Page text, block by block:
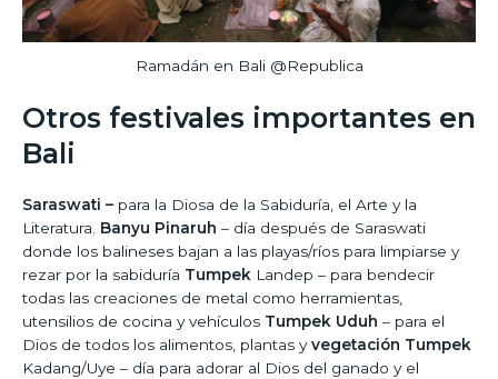
Ramadán en Bali @Republica
Otros festivales importantes en
Bali
Saraswati – para la Diosa de la Sabiduría, el Arte y la
Literatura. Banyu Pinaruh – día después de Saraswati
donde los balineses bajan a las playas/ríos para limpiarse y
rezar por la sabiduría Tumpek Landep – para bendecir
todas las creaciones de metal como herramientas,
utensilios de cocina y vehículos Tumpek Uduh – para el
Dios de todos los alimentos, plantas yvegetación Tumpek
Kadang/Uye – día para adorar al Dios del ganado y el